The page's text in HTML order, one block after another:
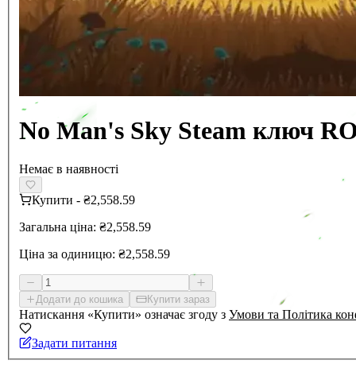
No Man's Sky Steam ключ
Немає в наявності
Купити - ₴2,558.59
Загальна ціна: ₴2,558.59
Ціна за одиницю: ₴2,558.59
Додати до кошика Купити зараз
Натискання «Купити» означає згоду з Умови та Політика
Задати питання